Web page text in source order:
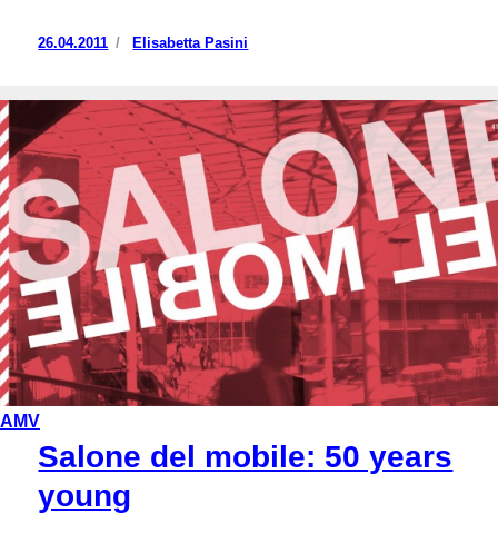
Publicado
26.04.2011 https://www.experimenta.es/author/
Elisabetta Pasini
AMV
Salone del mobile: 50 years
young